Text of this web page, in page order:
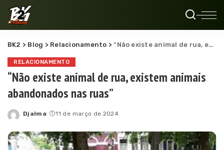
BK2 > Blog > Relacionamento >“Não existe animal de rua, existem animais abandonados nas ruas”
RELACIONAMENTO
“Não existe animal de rua, existem animais
abandonados nas ruas”
Posted
Djalma 11 de março de 2024